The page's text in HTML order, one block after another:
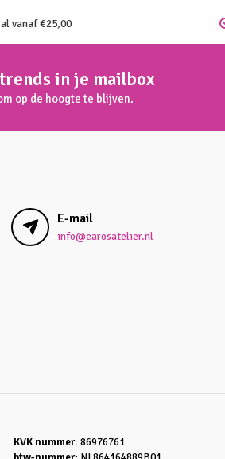
vanaf €25,00
in je mailbox
op de hoogte te blijven.
E-mail
info@carosatelier.nl
KVK nummer: 86976761